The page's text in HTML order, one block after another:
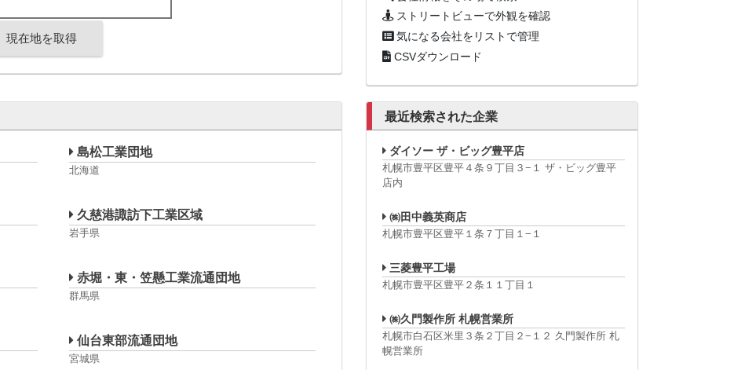
現在地を取得
ストリートビューで外観を確認
気になる会社をリストで管理
CSVダウンロード
島松工業団地
北海道
久慈港諏訪下工業区域
岩手県
赤堀・東・笠懸工業流通団地
群馬県
仙台東部流通団地
宮城県
最近検索された企業
ダイソー ザ・ビッグ豊平店
札幌市豊平区豊平４条９丁目３−１ ザ・ビッグ豊平
店内
㈱田中義英商店
札幌市豊平区豊平１条７丁目１−１
三菱豊平工場
札幌市豊平区豊平２条１１丁目１
㈱久門製作所 札幌営業所
札幌市白石区米里３条２丁目２−１２ 久門製作所 札
幌営業所